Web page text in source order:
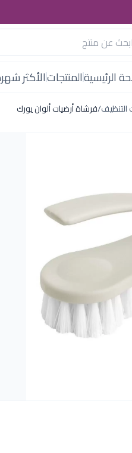
الرئيسيةالمنتجاتالأكثر
التنظيف/فرشاة أرضيات ألوان يورك